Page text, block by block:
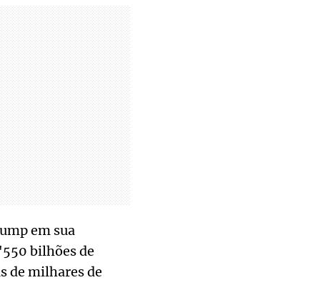
em sua
bilhões de
de milhares de